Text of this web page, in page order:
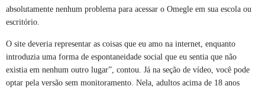
absolutamente nenhum problema para acessar o Omegle em sua escola ou
escritório.
O site deveria representar as coisas que eu amo na internet, enquanto
introduzia uma forma de espontaneidade social que eu sentia que não
existia em nenhum outro lugar”, contou. Já na seção de vídeo, você pode
optar pela versão sem monitoramento. Nela, adultos acima de 18 anos